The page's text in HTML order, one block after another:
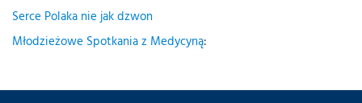
Serce Polaka nie jak dzwon
Młodzieżowe Spotkania z Medycyną: